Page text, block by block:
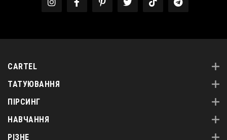
CARTEL
ТАТУЮВАННЯ
ПІРСИНГ
НАВЧАННЯ
РІЗНЕ